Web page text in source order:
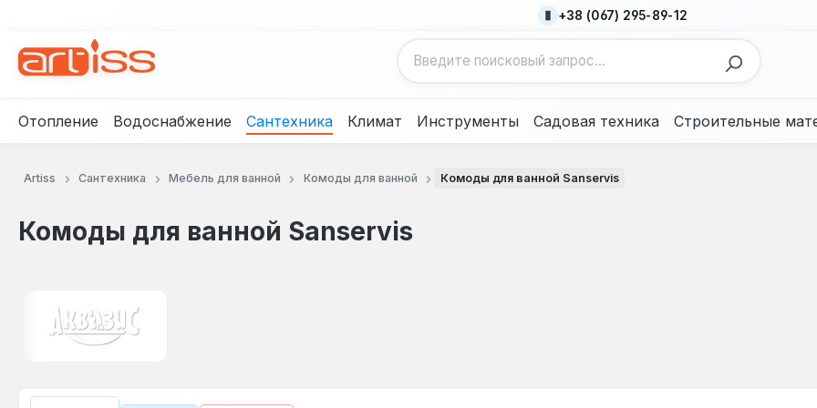
+38 (067) 295-89-12
Отопление Водоснабжение Сантехника Климат Инструменты Садовая техника Строительные
Artiss Сантехника Мебель для ванной Комоды для ванной Комоды для ванной Sanservis
Комоды для ванной Sanservis